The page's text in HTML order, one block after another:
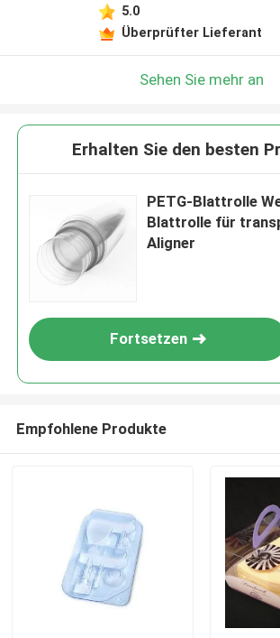
5.0
Überprüfter Lieferant
Sehen Sie mehr an
Erhalten Sie den besten
PETG-Blattrolle
Blattrolle für
Aligner
Fortsetzen
Empfohlene Produkte